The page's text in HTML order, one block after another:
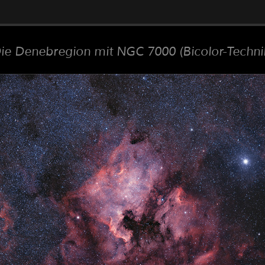
Denebregion mit NGC 7000 (Bicolor-